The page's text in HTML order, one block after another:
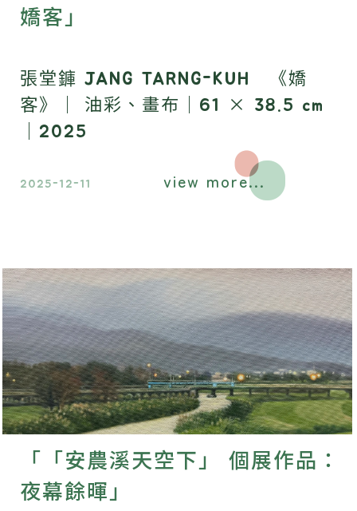
嬌客」
張堂龲 JANG TARNG-KUH 《嬌
客》｜ 油彩、畫布｜61 × 38.5 cm
｜2025
2025-12-11 view more...
「「安農溪天空下」 個展作品：
夜幕餘暉」